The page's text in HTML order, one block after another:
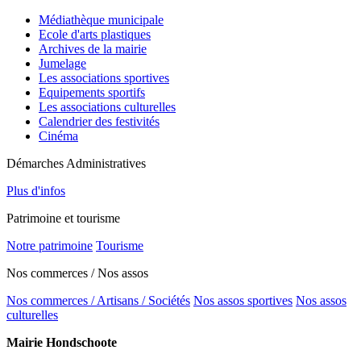
Médiathèque municipale
Ecole d'arts plastiques
Archives de la mairie
Jumelage
Les associations sportives
Equipements sportifs
Les associations culturelles
Calendrier des festivités
Cinéma
Démarches Administratives
Plus d'infos
Patrimoine et tourisme
Notre patrimoine Tourisme
Nos commerces / Nos assos
Nos commerces / Artisans / Sociétés Nos assos sportives Nos assos
culturelles
Mairie Hondschoote